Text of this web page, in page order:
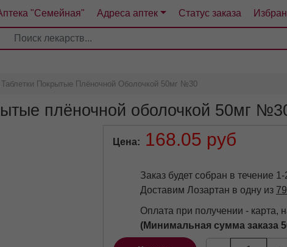
"Семейная" Адреса аптек Статус заказа
4
Таблетки Покрытые Плёночной Оболочкой 50мг №30
плёночной оболочкой 50мг
Цена
168.05 руб
Заказ будет собран в течение
Доставим Лозартан в одну из
Оплата при получении - карта,
(Минимальная сумма заказа